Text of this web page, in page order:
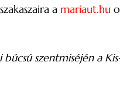
a mariaut.hu
szentmiséjén a